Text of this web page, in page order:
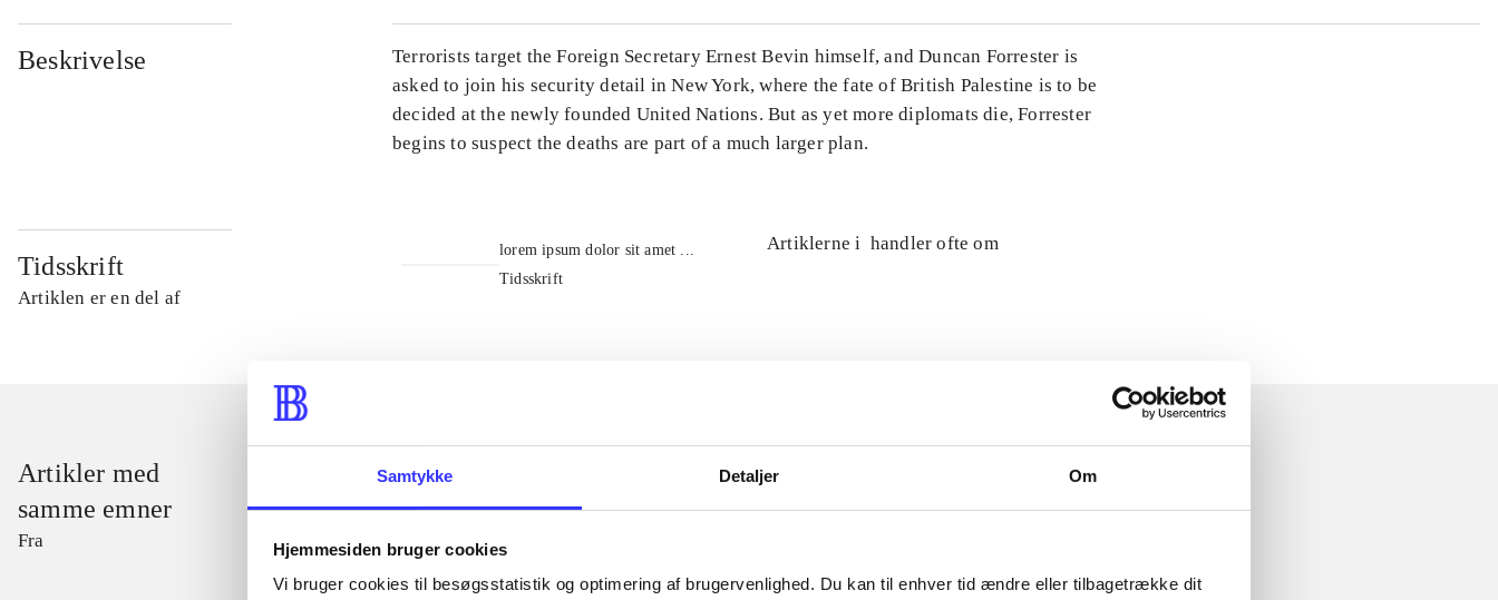
Samtykke Detaljer Om
Hjemmesiden bruger cookies
Vi bruger cookies til besøgsstatistik og optimering af brugervenlighed. Du kan til enhver tid ændre eller tilbagetrække dit
Beskrivelse
Terrorists target the Foreign Secretary Ernest Bevin himself, and Duncan Forrester is
asked to join his security detail in New York, where the fate of British Palestine is to be
decided at the newly founded United Nations. But as yet more diplomats die, Forrester
begins to suspect the deaths are part of a much larger plan.
Tidsskrift
Artiklen er en del af
lorem ipsum dolor sit amet ...
Tidsskrift
Artiklerne i handler ofte om
Artikler med
samme emner
Fra